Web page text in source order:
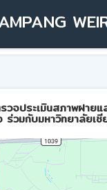
จประเมินสภาพฝาย
วมกับมหาวิทยาลัยเชี